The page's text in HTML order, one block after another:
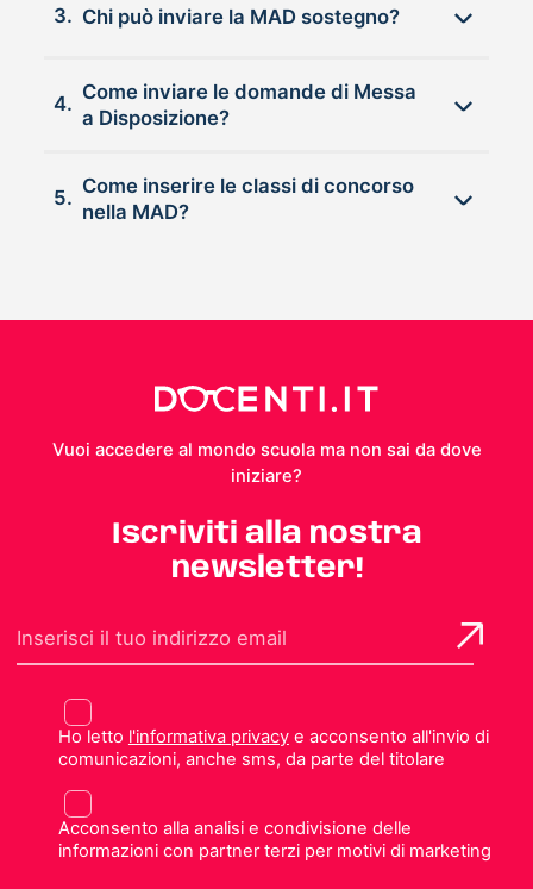
3. Chi può inviare la MAD sostegno?
4.
Come inviare le domande di Messa
a Disposizione?
5.
Come inserire le classi di concorso
nella MAD?
Vuoi accedere al mondo scuola ma non sai da dove
iniziare?
Iscriviti alla nostra
newsletter!
Ho letto l'informativa privacye acconsento all'invio di
comunicazioni, anche sms, da parte del titolare
Acconsento alla analisi e condivisione delle
informazioni con partner terzi per motivi di marketing